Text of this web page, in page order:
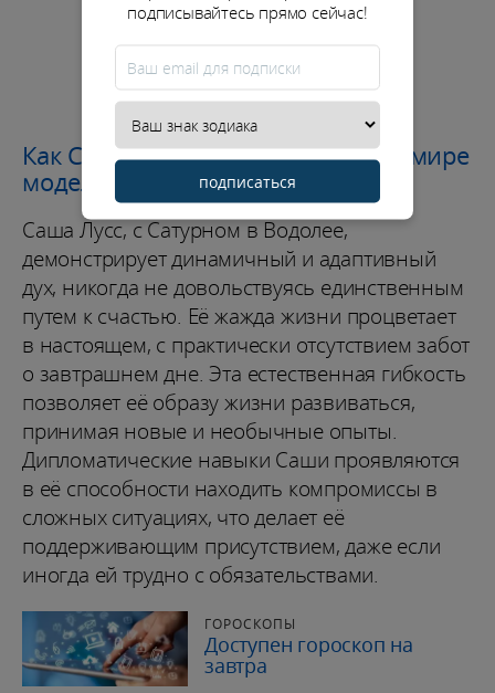
Как Саша Лусс стала известной в мире
моделинга?
Саша Лусс, с Сатурном в Водолее,
демонстрирует динамичный и адаптивный
дух, никогда не довольствуясь единственным
путем к счастью. Её жажда жизни процветает
в настоящем, с практически отсутствием забот
о завтрашнем дне. Эта естественная гибкость
позволяет её образу жизни развиваться,
принимая новые и необычные опыты.
Дипломатические навыки Саши проявляются
в её способности находить компромиссы в
сложных ситуациях, что делает её
поддерживающим присутствием, даже если
иногда ей трудно с обязательствами.
ГОРОСКОПЫ
Доступен гороскоп на
завтра
подписывайтесь прямо сейчас!
подписаться